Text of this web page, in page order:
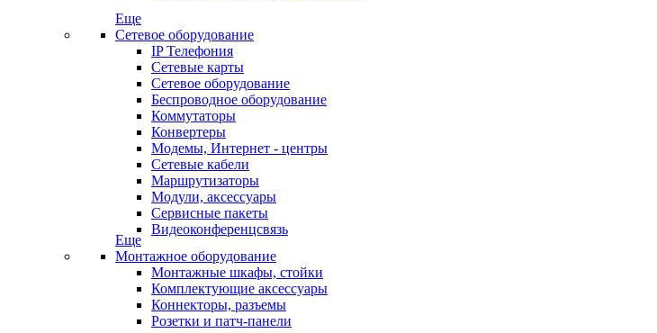
Еще
Сетевое оборудование
IP Телефония
Сетевые карты
Сетевое оборудование
Беспроводное оборудование
Коммутаторы
Конвертеры
Модемы, Интернет - центры
Сетевые кабели
Маршрутизаторы
Модули, аксессуары
Сервисные пакеты
Видеоконференцсвязь
Еще
Монтажное оборудование
Монтажные шкафы, стойки
Комплектующие аксессуары
Коннекторы, разъемы
Розетки и патч-панели